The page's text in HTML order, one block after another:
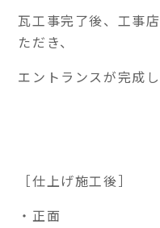
瓦工事完了後、工事
ただき、
エントランスが完成し
［仕上げ施工後］
・正面